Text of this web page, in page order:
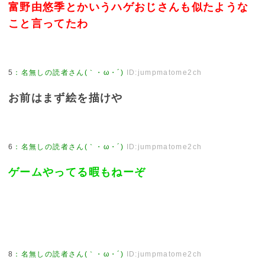
富野由悠季とかいうハゲおじさんも似たような
こと言ってたわ
5 ： 名無しの読者さん(｀・ω・´) ID:jumpmatome2ch
お前はまず絵を描けや
6 ： 名無しの読者さん(｀・ω・´) ID:jumpmatome2ch
ゲームやってる暇もねーぞ
8 ： 名無しの読者さん(｀・ω・´) ID:jumpmatome2ch